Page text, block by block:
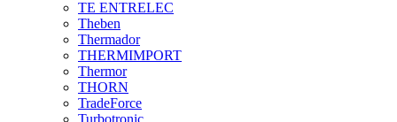
TE ENTRELEC
Theben
Thermador
THERMIMPORT
Thermor
THORN
TradeForce
Turbotronic